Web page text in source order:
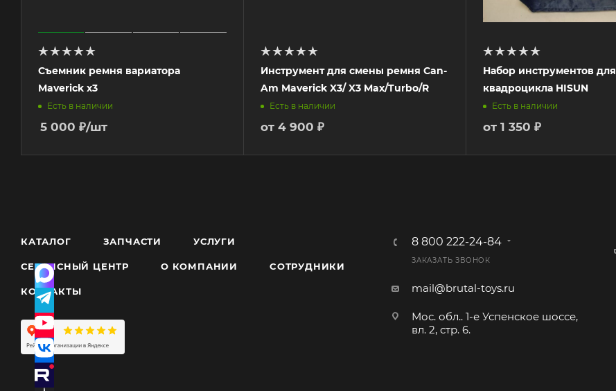
Съемник ремня вариатора
Maverick x3
Есть в наличии
5 000 ₽/шт
Инструмент для смены ремня Can-
Am Maverick X3/ X3 Max/Turbo/R
Есть в наличии
от 4 900 ₽
Набор инструментов для
квадроцикла HISUN
Есть в наличии
от 1 350 ₽
КАТАЛОГ ЗАПЧАСТИ УСЛУГИ
СЕРВИСНЫЙ ЦЕНТР О КОМПАНИИ CОТРУДНИКИ
КОНТАКТЫ
8 800 222-24-84
ЗАКАЗАТЬ ЗВОНОК
mail@brutal-toys.ru
Мос. обл.. 1-е Успенское шоссе,
вл. 2, стр. 6.